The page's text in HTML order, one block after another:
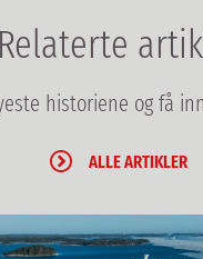
Relaterte
historiene og få
ALLE ARTIKLER